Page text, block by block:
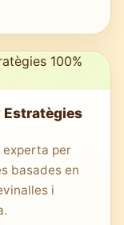
Estratègies
experta per
basades en
i